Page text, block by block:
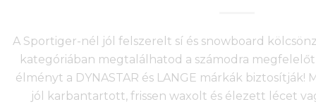
A Sportiger-nél jól felszerelt sí és snowboard
kategóriában megtalálhatod a számodra
élményt a DYNASTAR és LANGE márkák biztosítják!
jól karbantartott, frissen waxolt és élezett lécet